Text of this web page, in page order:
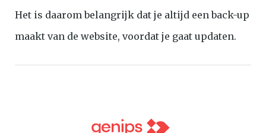
Het is daarom belangrijk dat je altijd een back-up
maakt van de website, voordat je gaat updaten.